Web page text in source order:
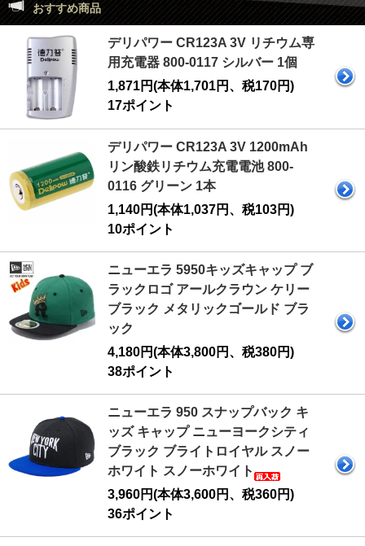
おすすめ商品
デリパワー CR123A 3V リチウム専
用充電器 800-0117 シルバー 1個
1,871円(本体1,701円、税170円)
17ポイント
デリパワー CR123A 3V 1200mAh
リン酸鉄リチウム充電電池 800-
0116 グリーン 1本
1,140円(本体1,037円、税103円)
10ポイント
ニューエラ 5950キッズキャップ ブ
ラックロゴ アールクラウン ケリー
ブラック メタリックゴールド ブラ
ック
4,180円(本体3,800円、税380円)
38ポイント
ニューエラ 950 スナップバック キ
ッズ キャップ ニューヨークシティ
ブラック ブライトロイヤル スノー
ホワイト スノーホワイト
3,960円(本体3,600円、税360円)
36ポイント